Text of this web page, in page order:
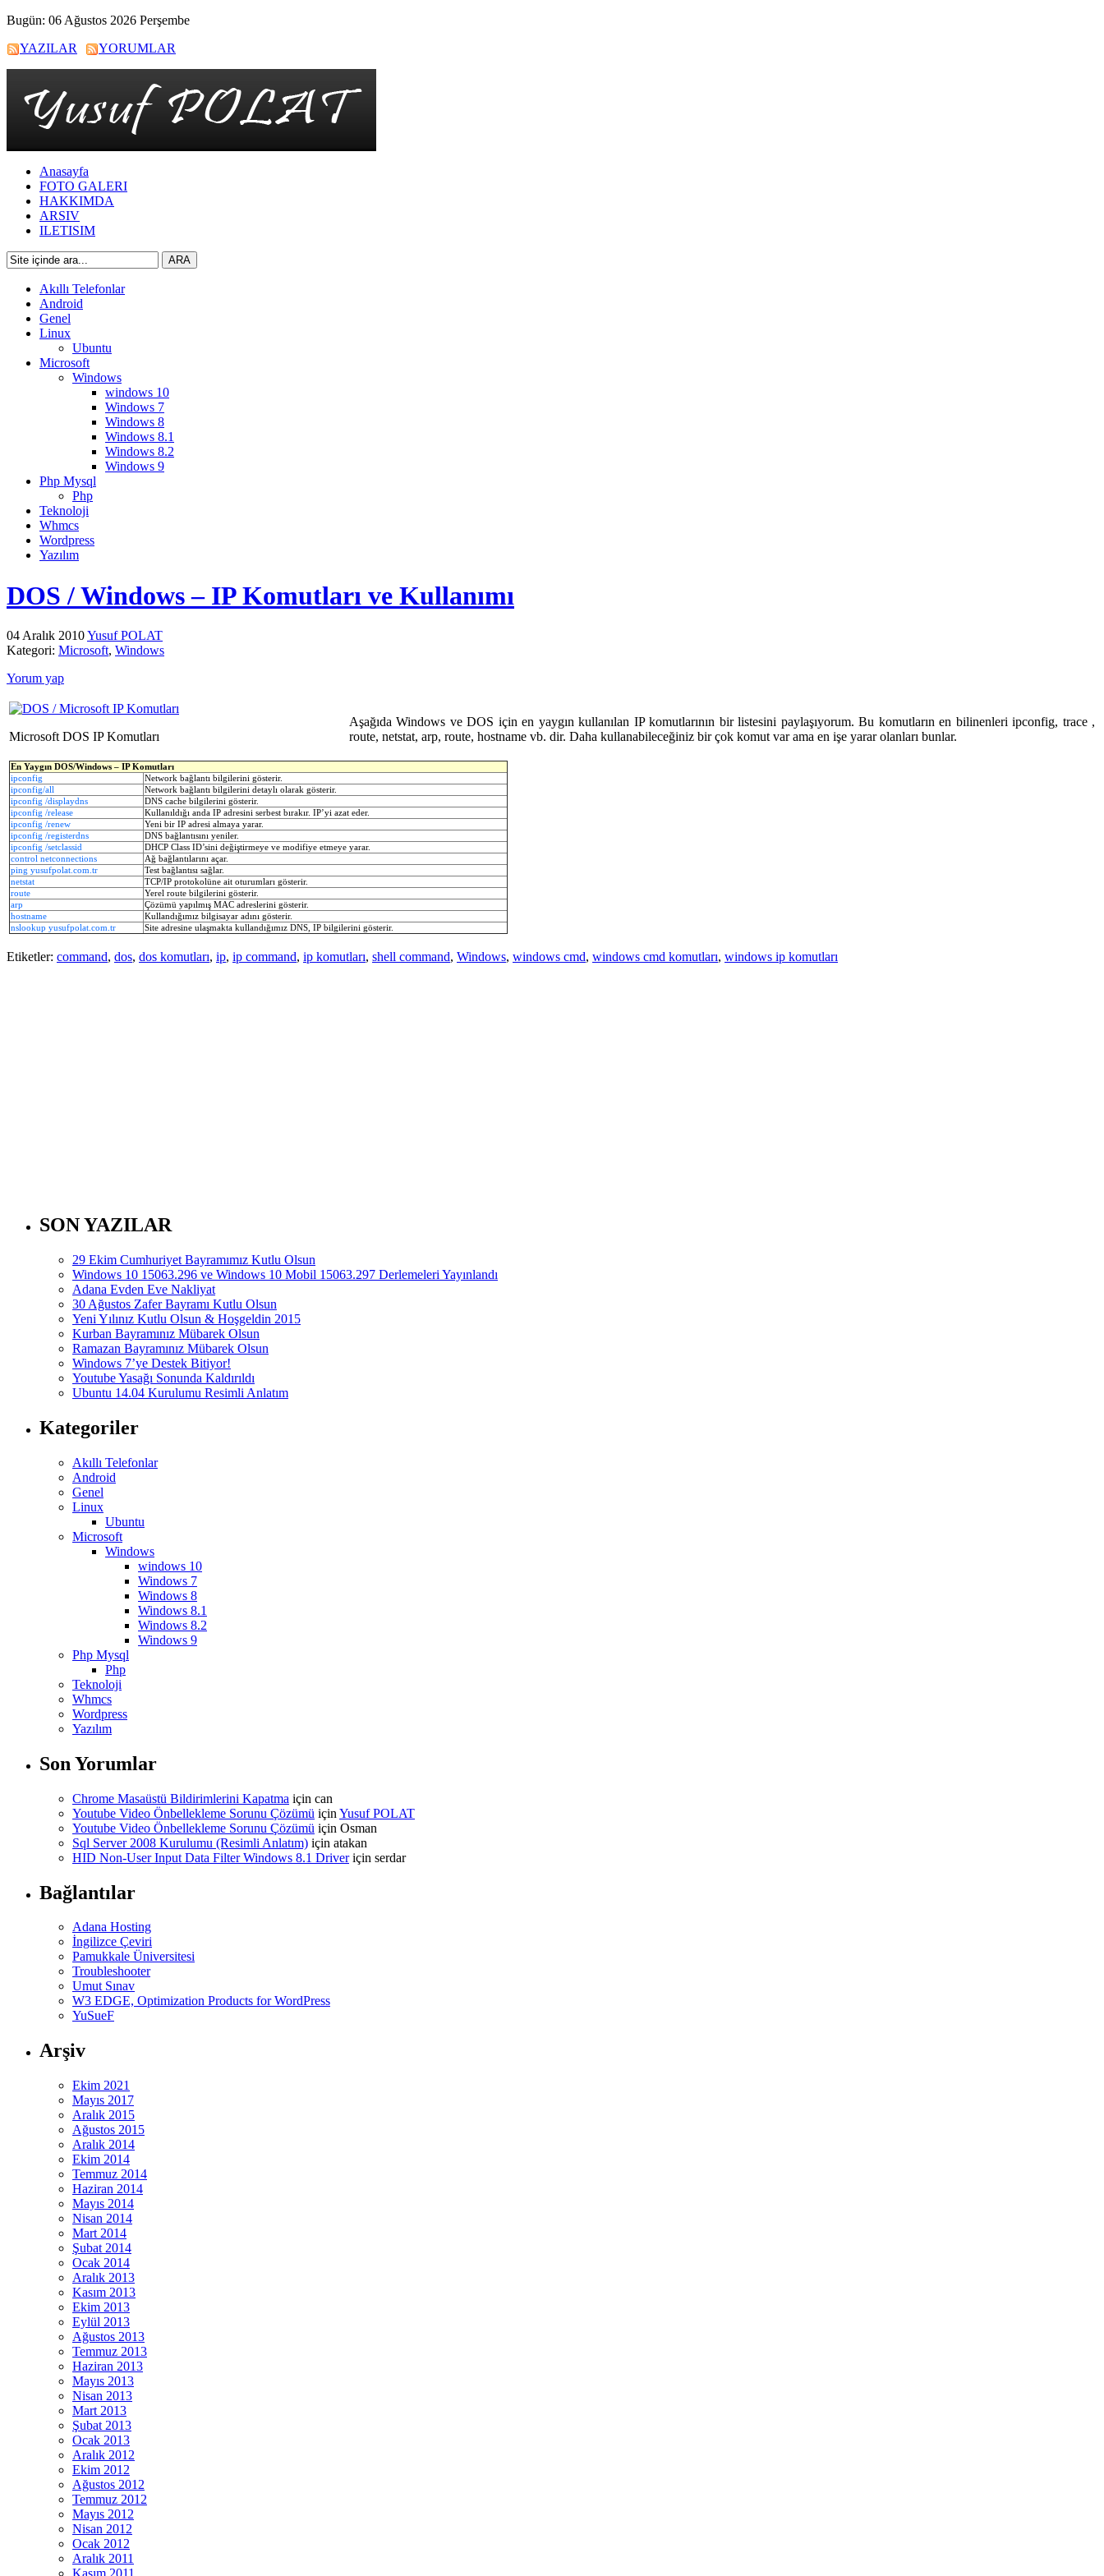
Bugün: 06 Ağustos 2026 Perşembe
YAZILAR
YORUMLAR
Anasayfa
FOTO GALERI
HAKKIMDA
ARSIV
ILETISIM
Akıllı Telefonlar
Android
Genel
Linux
Ubuntu
Microsoft
Windows
windows 10
Windows 7
Windows 8
Windows 8.1
Windows 8.2
Windows 9
Php Mysql
Php
Teknoloji
Whmcs
Wordpress
Yazılım
DOS / Windows – IP Komutları ve Kullanımı
04 Aralık 2010Yusuf POLAT
Kategori: Microsoft, Windows
Yorum yap
Microsoft DOS IP Komutları
Aşağıda Windows ve DOS için en yaygın kullanılan IP komutlarının bir listesini paylaşıyorum. Bu komutların en bilinenleri ipconfig, trace ,
route, netstat, arp, route, hostname vb. dir. Daha kullanabileceğiniz bir çok komut var ama en işe yarar olanları bunlar.
En Yaygın DOS/Windows – IP Komutları
ipconfig
Network bağlantı bilgilerini gösterir.
ipconfig/all
Network bağlantı bilgilerini detaylı olarak gösterir.
ipconfig /displaydns
DNS cache bilgilerini gösterir.
ipconfig /release
Kullanıldığı anda IP adresini serbest bırakır. IP’yi azat eder.
ipconfig /renew
Yeni bir IP adresi almaya yarar.
ipconfig /registerdns
DNS bağlantısını yeniler.
ipconfig /setclassid
DHCP Class ID’sini değiştirmeye ve modifiye etmeye yarar.
control netconnections
Ağ bağlantılarını açar.
ping yusufpolat.com.tr
Test bağlantısı sağlar.
netstat
TCP/IP protokolüne ait oturumları gösterir.
route
Yerel route bilgilerini gösterir.
arp
Çözümü yapılmış MAC adreslerini gösterir.
hostname
Kullandığımız bilgisayar adını gösterir.
nslookup yusufpolat.com.tr
Site adresine ulaşmakta kullandığımız DNS, IP bilgilerini gösterir.
Etiketler: command, dos, dos komutları, ip, ip command, ip komutları, shell command, Windows, windows cmd, windows cmd komutları, windows ip komutları
SON YAZILAR
29 Ekim Cumhuriyet Bayramımız Kutlu Olsun
Windows 10 15063.296 ve Windows 10 Mobil 15063.297 Derlemeleri Yayınlandı
Adana Evden Eve Nakliyat
30 Ağustos Zafer Bayramı Kutlu Olsun
Yeni Yılınız Kutlu Olsun & Hoşgeldin 2015
Kurban Bayramınız Mübarek Olsun
Ramazan Bayramınız Mübarek Olsun
Windows 7’ye Destek Bitiyor!
Youtube Yasağı Sonunda Kaldırıldı
Ubuntu 14.04 Kurulumu Resimli Anlatım
Kategoriler
Akıllı Telefonlar
Android
Genel
Linux
Ubuntu
Microsoft
Windows
windows 10
Windows 7
Windows 8
Windows 8.1
Windows 8.2
Windows 9
Php Mysql
Php
Teknoloji
Whmcs
Wordpress
Yazılım
Son Yorumlar
Chrome Masaüstü Bildirimlerini Kapatma için can
Youtube Video Önbellekleme Sorunu Çözümü için Yusuf POLAT
Youtube Video Önbellekleme Sorunu Çözümü için Osman
Sql Server 2008 Kurulumu (Resimli Anlatım) için atakan
HID Non-User Input Data Filter Windows 8.1 Driveriçin serdar
Bağlantılar
Adana Hosting
İngilizce Çeviri
Pamukkale Üniversitesi
Troubleshooter
Umut Sınav
W3 EDGE, Optimization Products for WordPress
YuSueF
Arşiv
Ekim 2021
Mayıs 2017
Aralık 2015
Ağustos 2015
Aralık 2014
Ekim 2014
Temmuz 2014
Haziran 2014
Mayıs 2014
Nisan 2014
Mart 2014
Şubat 2014
Ocak 2014
Aralık 2013
Kasım 2013
Ekim 2013
Eylül 2013
Ağustos 2013
Temmuz 2013
Haziran 2013
Mayıs 2013
Nisan 2013
Mart 2013
Şubat 2013
Ocak 2013
Aralık 2012
Ekim 2012
Ağustos 2012
Temmuz 2012
Mayıs 2012
Nisan 2012
Ocak 2012
Aralık 2011